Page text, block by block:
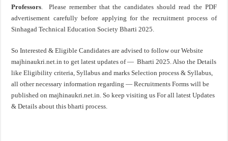
Professors. Please remember that the candidates should read the PDF
advertisement carefully before applying for the recruitment process of
Sinhagad Technical Education Society Bharti 2025.
So Interested & Eligible Candidates are advised to follow our Website
majhinaukri.net.in to get latest updates of — Bharti 2025. Also the Details
like Eligibility criteria, Syllabus and marks Selection process & Syllabus,
all other necessary information regarding — Recruitments Forms will be
published on majhinaukri.net.in. So keep visiting us For all latest Updates
& Details about this bharti process.